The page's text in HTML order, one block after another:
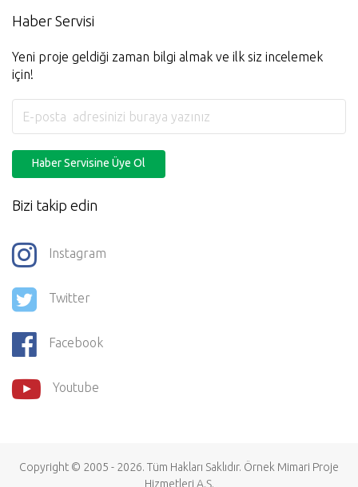
Haber Servisi
Yeni proje geldiği zaman bilgi almak ve ilk siz incelemek
için!
Haber Servisine Üye Ol
Bizi takip edin
Instagram
Twitter
Facebook
Youtube
Copyright © 2005 - 2026. Tüm Hakları Saklıdır. Örnek Mimari Proje
Hizmetleri A.Ş.